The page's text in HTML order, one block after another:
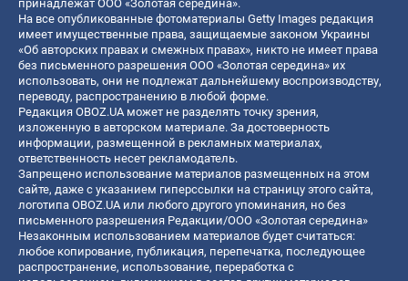
принадлежат ООО «Золотая середина».
На все опубликованные фотоматериалы Getty Images редакция
имеет имущественные права, защищаемые законом Украины
«Об авторских правах и смежных правах», никто не имеет права
без письменного разрешения ООО «Золотая середина» их
использовать, они не подлежат дальнейшему воспроизводству,
переводу, распространению в любой форме.
Редакция OBOZ.UA может не разделять точку зрения,
изложенную в авторском материале. За достоверность
информации, размещенной в рекламных материалах,
ответственность несет рекламодатель.
Запрещено использование материалов размещенных на этом
сайте, даже с указанием гиперссылки на страницу этого сайта,
логотипа OBOZ.UA или любого другого упоминания, но без
письменного разрешения Редакции/ООО «Золотая середина»
Незаконным использованием материалов будет считаться:
любое копирование, публикация, перепечатка, последующее
распространение, использование, переработка с